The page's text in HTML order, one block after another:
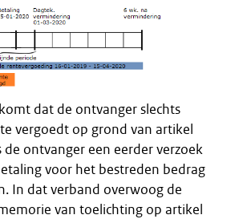
dat de ontvanger slechts
vergoedt op grond van artikel
ontvanger een eerder verzoek
voor het bestreden bedrag
In dat verband overwoog de
van toelichting op artikel